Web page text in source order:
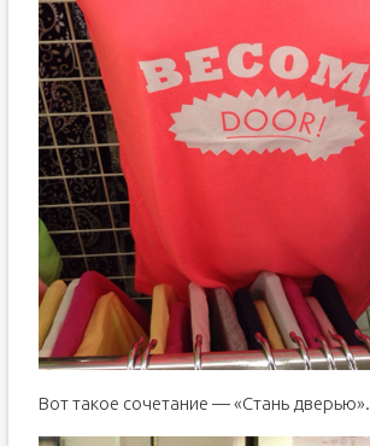
Вот такое сочетание — «Стань дверью».